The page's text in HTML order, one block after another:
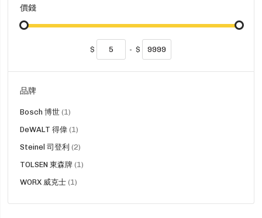
價錢
$ - $
品牌
Bosch 博世 1貨
DeWALT 得偉 1貨
Steinel 司登利 2貨
TOLSEN 東森牌 1貨
WORX 威克士 1貨